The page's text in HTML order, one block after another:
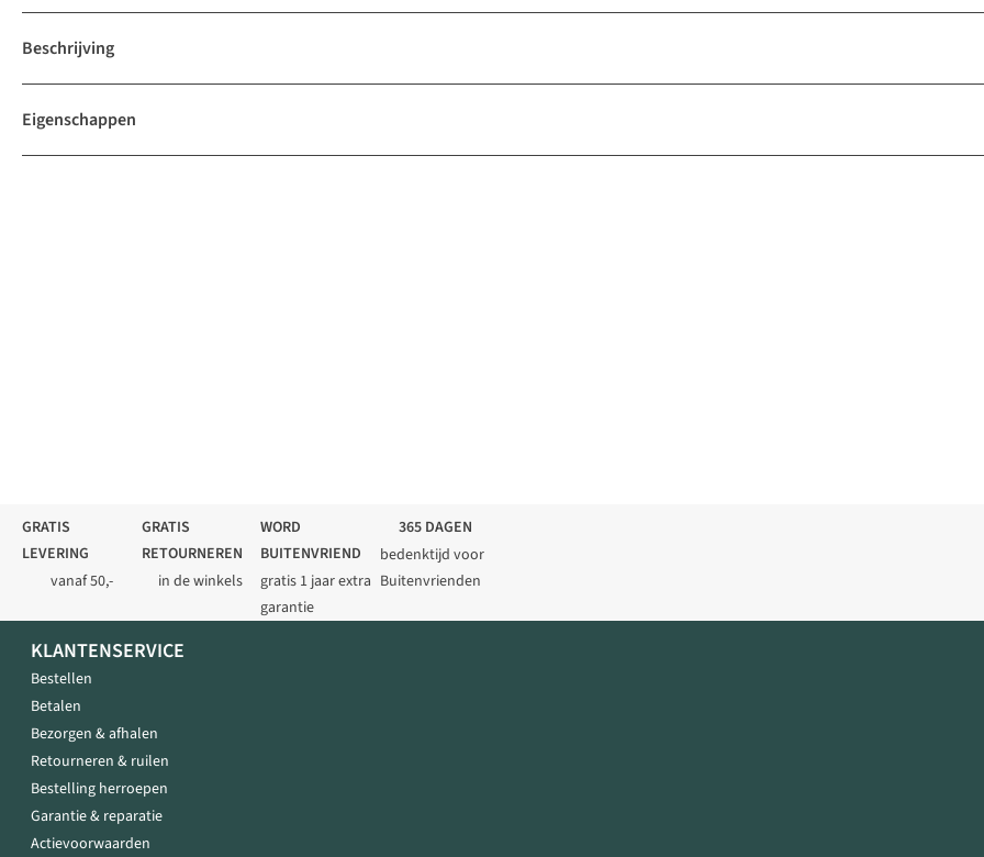
Beschrijving
Eigenschappen
GRATIS
LEVERING
vanaf 50,-
GRATIS
RETOURNEREN
in de winkels
WORD
BUITENVRIEND
gratis 1 jaar extra
garantie
365 DAGEN
bedenktijd voor
Buitenvrienden
KLANTENSERVICE
Bestellen
Betalen
Bezorgen & afhalen
Retourneren & ruilen
Bestelling herroepen
Garantie & reparatie
Actievoorwaarden